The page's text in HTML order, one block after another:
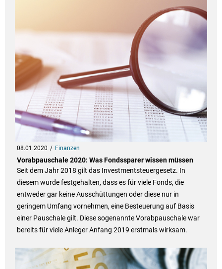
08.01.2020 Finanzen
Vorabpauschale 2020: Was Fondssparer wissen müssen
Seit dem Jahr 2018 gilt das Investmentsteuergesetz. In
diesem wurde festgehalten, dass es für viele Fonds, die
entweder gar keine Ausschüttungen oder diese nur in
geringem Umfang vornehmen, eine Besteuerung auf Basis
einer Pauschale gilt. Diese sogenannte Vorabpauschale war
bereits für viele Anleger Anfang 2019 erstmals wirksam.